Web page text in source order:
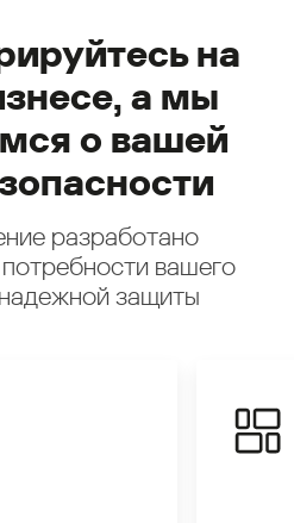
на
а мы
о вашей
разработано
вашего
защиты